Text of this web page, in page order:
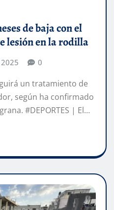
de baja con el
lesión en la rodilla
0
un tratamiento de
según ha confirmado
#DEPORTES | El…